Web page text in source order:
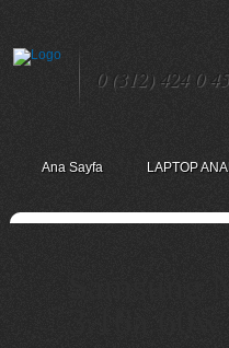
0 (312) 424 0
Ana Sayfa LAPTOP